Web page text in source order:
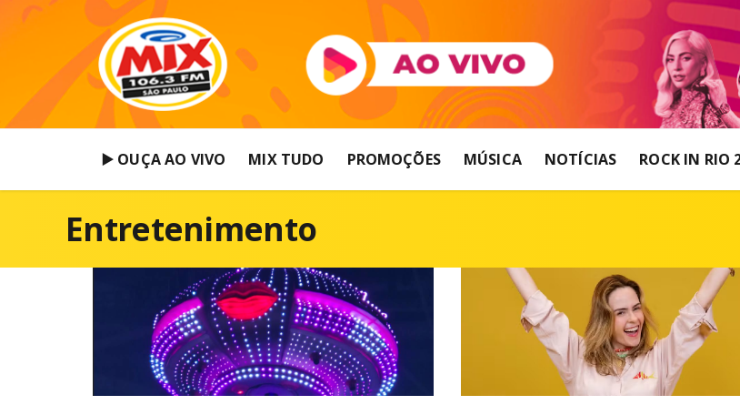
▶️ OUÇA AO VIVO MIX TUDO PROMOÇÕES MÚSICA NOTÍCIAS ROCK IN RIO
Entretenimento